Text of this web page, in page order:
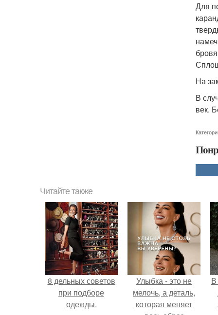
Для
На
В
век.
Читайте также
8 дельных советов
при подборе
одежды.
Улыбка - это не
мелочь, а деталь,
которая меняет
В